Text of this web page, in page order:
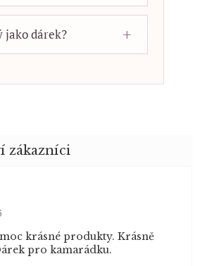
jako dárek?
obchodu je 5 z 5 hvězdiček.
krásné produkty. Krásně
pro kamarádku.